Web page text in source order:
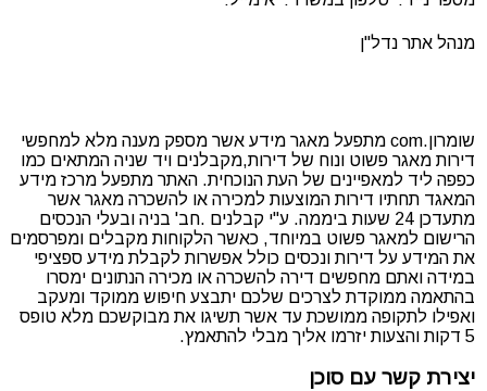
מנהל אתר נדל"ן
שומרון.com מתפעל מאגר מידע אשר מספק מענה מלא למחפשי
דירות מאגר פשוט ונוח של דירות,מקבלנים ויד שניה המתאים כמו
כפפה ליד למאפיינים של העת הנוכחית. האתר מתפעל מרכז מידע
המאגד תחתיו דירות המוצעות למכירה או להשכרה מאגר אשר
מתעדכן 24 שעות ביממה. ע"י קבלנים .חב' בניה ובעלי הנכסים
הרישום למאגר פשוט במיוחד, כאשר הלקוחות מקבלים ומפרסמים
את המידע על דירות ונכסים כולל אפשרות לקבלת מידע ספציפי
במידה ואתם מחפשים דירה להשכרה או מכירה הנתונים ימסרו
בהתאמה ממוקדת לצרכים שלכם יתבצע חיפוש ממוקד ומעקב
ואפילו לתקופה ממושכת עד אשר תשיגו את מבוקשכם מלא טופס
5 דקות והצעות יזרמו אליך מבלי להתאמץ.
יצירת קשר עם סוכן